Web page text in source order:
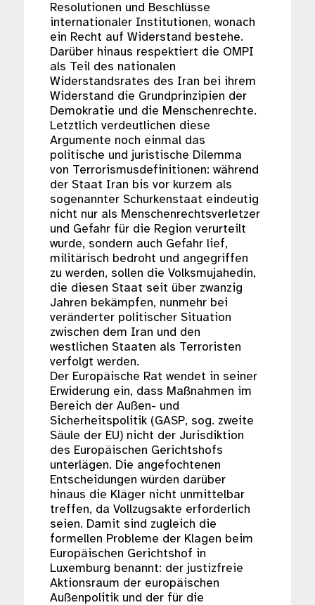
Resolutionen und Beschlüsse
internationaler Institutionen, wonach
ein Recht auf Widerstand bestehe.
Darüber hinaus respektiert die OMPI
als Teil des nationalen
Widerstandsrates des Iran bei ihrem
Widerstand die Grundprinzipien der
Demokratie und die Menschenrechte.
Letztlich verdeutlichen diese
Argumente noch einmal das
politische und juristische Dilemma
von Terrorismusdefinitionen: während
der Staat Iran bis vor kurzem als
sogenannter Schurkenstaat eindeutig
nicht nur als Menschenrechtsverletzer
und Gefahr für die Region verurteilt
wurde, sondern auch Gefahr lief,
militärisch bedroht und angegriffen
zu werden, sollen die Volksmujahedin,
die diesen Staat seit über zwanzig
Jahren bekämpfen, nunmehr bei
veränderter politischer Situation
zwischen dem Iran und den
westlichen Staaten als Terroristen
verfolgt werden.
Der Europäische Rat wendet in seiner
Erwiderung ein, dass Maßnahmen im
Bereich der Außen- und
Sicherheitspolitik (GASP, sog. zweite
Säule der EU) nicht der Jurisdiktion
des Europäischen Gerichtshofs
unterlägen. Die angefochtenen
Entscheidungen würden darüber
hinaus die Kläger nicht unmittelbar
treffen, da Vollzugsakte erforderlich
seien. Damit sind zugleich die
formellen Probleme der Klagen beim
Europäischen Gerichtshof in
Luxemburg benannt: der justizfreie
Aktionsraum der europäischen
Außenpolitik und der für die